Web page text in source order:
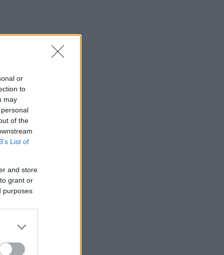
or
to
may
of the
List of
and store
grant or
purposes